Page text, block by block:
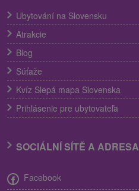
Ubytování na Slovensku
Atrakcie
Blog
Súťaže
Kvíz Slepá mapa Slovenska
Prihlásenie pre ubytovateľa
SOCIÁLNÍ SÍTĚ A ADRESA
Facebook